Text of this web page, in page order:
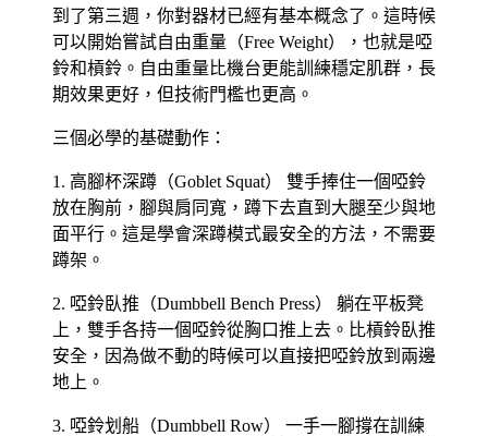
到了第三週，你對器材已經有基本概念了。這時候
可以開始嘗試自由重量（Free Weight），也就是啞
鈴和槓鈴。自由重量比機台更能訓練穩定肌群，長
期效果更好，但技術門檻也更高。
三個必學的基礎動作：
1. 高腳杯深蹲（Goblet Squat）
雙手捧住一個啞鈴
放在胸前，腳與肩同寬，蹲下去直到大腿至少與地
面平行。這是學會深蹲模式最安全的方法，不需要
蹲架。
2. 啞鈴臥推（Dumbbell Bench Press）
躺在平板凳
上，雙手各持一個啞鈴從胸口推上去。比槓鈴臥推
安全，因為做不動的時候可以直接把啞鈴放到兩邊
地上。
3. 啞鈴划船（Dumbbell Row）
一手一腳撐在訓練